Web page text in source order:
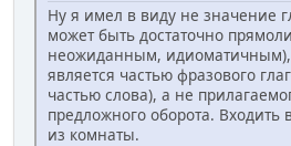
Ну я имел в виду не значение
может быть достаточно
неожиданным, идиоматичным),
является частью фразового
частью слова), а не
предложного оборота. Входить
из комнаты.